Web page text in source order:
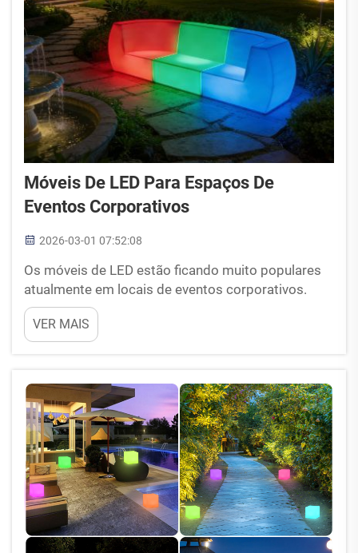
Móveis De LED Para Espaços De
Eventos Corporativos
2026-03-01 07:52:08
Os móveis de LED estão ficando muito populares
atualmente em locais de eventos corporativos.
Não se trata apenas de sentar ou ficar em algum
lugar, mas sim de criar uma atmosfera e uma
experiência especiais para que as pessoas
uma sala com mesas ...
VER MAIS